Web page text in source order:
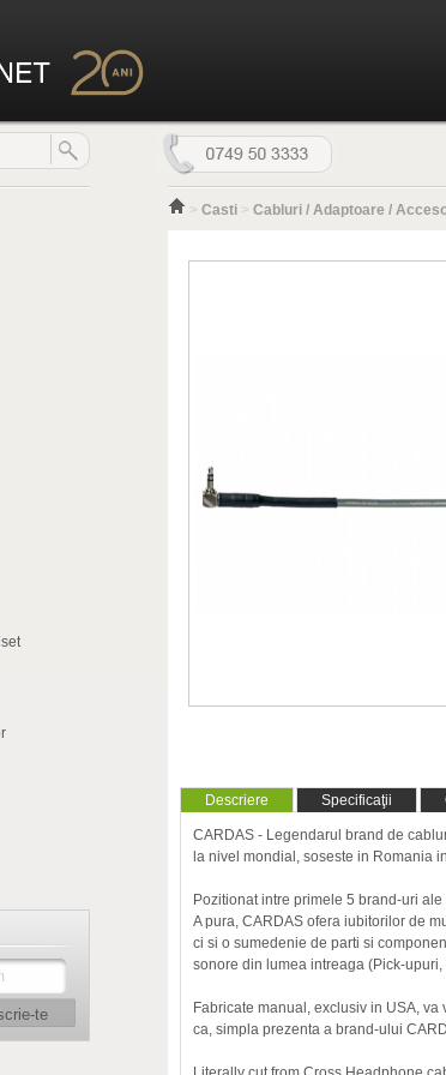
te
> Casti > Cabluri / Adaptoare /
Descriere Specificaţii
CARDAS - Legendarul brand de
la nivel mondial, soseste in Romania
Pozitionat intre primele 5 brand-uri
A pura, CARDAS ofera iubitorilor de
ci si o sumedenie de parti si
sonore din lumea intreaga (Pick-
Fabricate manual, exclusiv in USA,
ca, simpla prezenta a brand-ului